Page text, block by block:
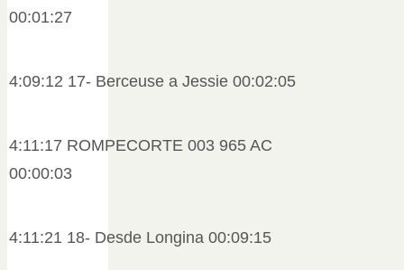
00:01:27
4:09:12 17- Berceuse a Jessie 00:02:05
4:11:17 ROMPECORTE 003 965 AC
00:00:03
4:11:21 18- Desde Longina 00:09:15